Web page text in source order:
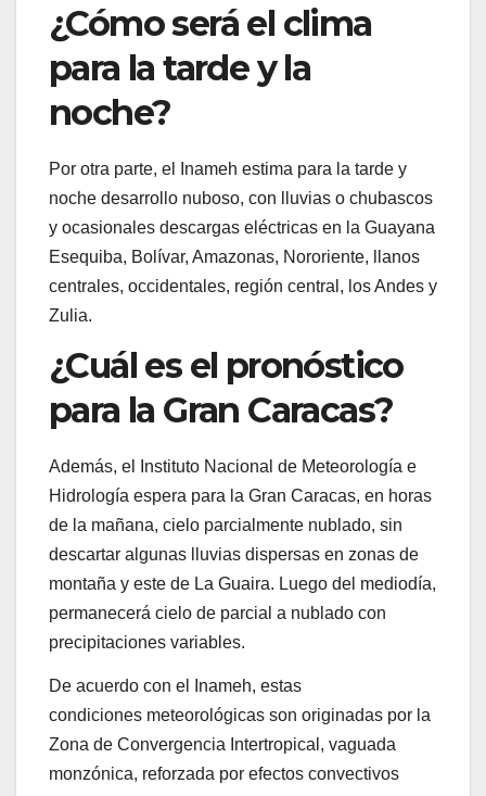
¿Cómo será el clima
para la tarde y la
noche?
Por otra parte, el Inameh estima para la tarde y
noche desarrollo nuboso, con lluvias o chubascos
y ocasionales descargas eléctricas en la Guayana
Esequiba, Bolívar, Amazonas, Nororiente, llanos
centrales, occidentales, región central, los Andes y
Zulia.
¿Cuál es el pronóstico
para la Gran Caracas?
Además, el Instituto Nacional de Meteorología e
Hidrología espera para la Gran Caracas, en horas
de la mañana, cielo parcialmente nublado, sin
descartar algunas lluvias dispersas en zonas de
montaña y este de La Guaira. Luego del mediodía,
permanecerá cielo de parcial a nublado con
precipitaciones variables.
De acuerdo con el Inameh, estas
condiciones meteorológicas son originadas por la
Zona de Convergencia Intertropical, vaguada
monzónica, reforzada por efectos convectivos